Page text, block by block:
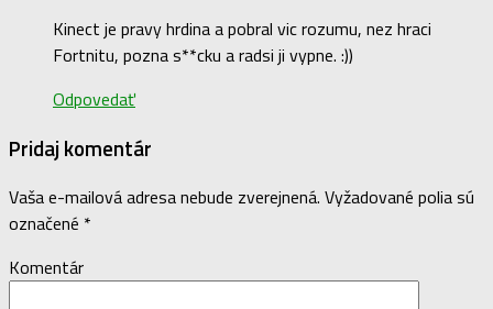
Kinect je pravy hrdina a pobral vic rozumu, nez hraci
Fortnitu, pozna s**cku a radsi ji vypne. :))
Odpovedať
Pridaj komentár
Vaša e-mailová adresa nebude zverejnená. Vyžadované polia sú
označené *
Komentár